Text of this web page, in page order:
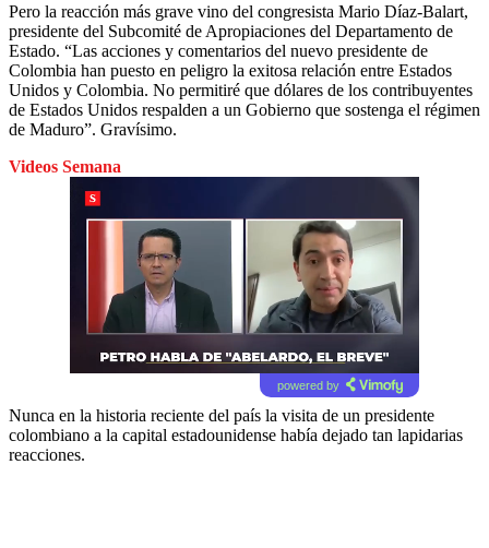
Pero la reacción más grave vino del congresista Mario Díaz-Balart,
presidente del Subcomité de Apropiaciones del Departamento de
Estado. “Las acciones y comentarios del nuevo presidente de
Colombia han puesto en peligro la exitosa relación entre Estados
Unidos y Colombia. No permitiré que dólares de los contribuyentes
de Estados Unidos respalden a un Gobierno que sostenga el régimen
de Maduro”. Gravísimo.
Videos Semana
powered by
Nunca en la historia reciente del país la visita de un presidente
colombiano a la capital estadounidense había dejado tan lapidarias
reacciones.